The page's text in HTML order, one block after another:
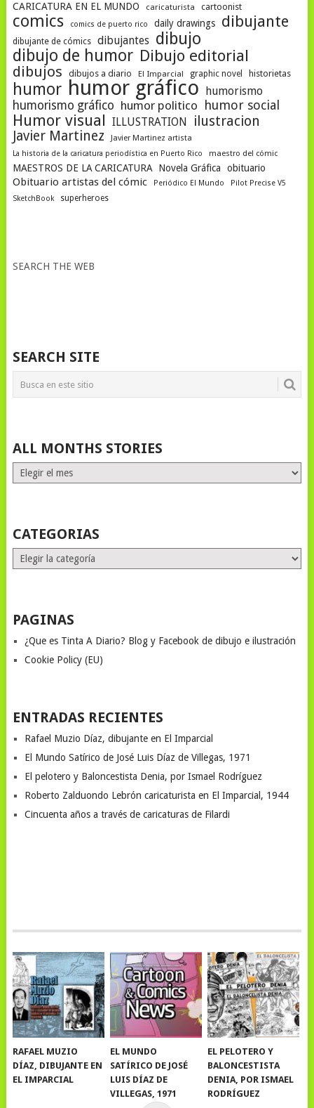
CARICATURA EN EL MUNDO caricaturista cartoonist
comics comics de puerto rico daily drawings dibujante
dibujante de cómics dibujantes dibujo
dibujo de humor Dibujo editorial
dibujos dibujos a diario El Imparcial graphic novel historietas
humor humor gráfico humorismo
humorismo gráfico humor politico humor social
Humor visual ILLUSTRATION
ilustracion
Javier Martinez
Javier Martinez artista
La historia de la caricatura periodística en Puerto Rico
maestro del cómic
MAESTROS DE LA CARICATURA Novela Gráfica obituario
Obituario artistas del cómic Periódico El Mundo
Pilot Precise V5
SketchBook
superheroes
SEARCH THE WEB
SEARCH SITE
ALL MONTHS STORIES
ALL
MONTHS
CATEGORIAS
Categorias
PAGINAS
¿Que es Tinta A Diario? Blog y Facebook de dibujo e ilustración
Cookie Policy (EU)
ENTRADAS RECIENTES
Rafael Muzio Díaz, dibujante en El Imparcial
El Mundo Satírico de José Luis Díaz de Villegas, 1971
El pelotero y Baloncestista Denia, por Ismael Rodríguez
Roberto Zalduondo Lebrón caricaturista en El Imparcial, 1944
Cincuenta años a través de caricaturas de Filardi
RAFAEL MUZIO
DÍAZ, DIBUJANTE EN
EL IMPARCIAL
EL MUNDO
SATÍRICO DE JOSÉ
LUIS DÍAZ DE
VILLEGAS, 1971
EL PELOTERO Y
BALONCESTISTA
DENIA, POR ISMAEL
RODRÍGUEZ